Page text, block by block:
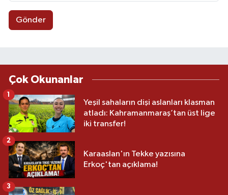
Gönder
Çok Okunanlar
Yeşil sahaların dişi aslanları klasman
atladı: Kahramanmaraş’tan üst lige
iki transfer!
1
Karaaslan'ın Tekke yazısına
Erkoç'tan açıklama!
2
3